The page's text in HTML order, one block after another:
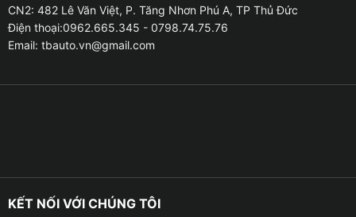
CN2: 482 Lê Văn Việt, P. Tăng Nhơn Phú A, TP Thủ Đức
Điện thoại:0962.665.345 - 0798.74.75.76
Email: tbauto.vn@gmail.com
KẾT NỐI VỚI CHÚNG TÔI